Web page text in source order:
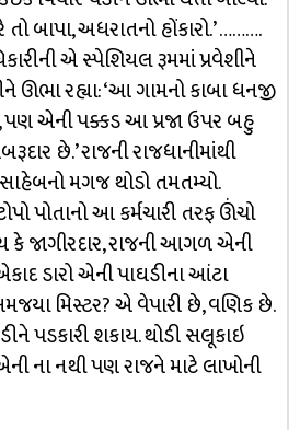
તો બાપા, અધરાતનો હોંકારો.’ ……….
એ સ્પેશિયલ રૂમમાં પ્રવેશીને
ઊભા રહ્યા: ‘આ ગામનો કાબા ધનજી
એની પક્કડ આ પ્રજા ઉપર બહુ
છે.’ રાજની રાજધાનીમાંથી
મગજ થોડો તમતમ્યો.
પોતાનો આ કર્મચારી તરફ ઊંચો
કે જાગીરદાર, રાજની આગળ એની
ડારો એની પાઘડીના આંટા
મિસ્ટર? એ વેપારી છે, વણિક છે.
પડકારી શકાય. થોડી સલૂકાઇ
ના નથી પણ રાજને માટે લાખોની